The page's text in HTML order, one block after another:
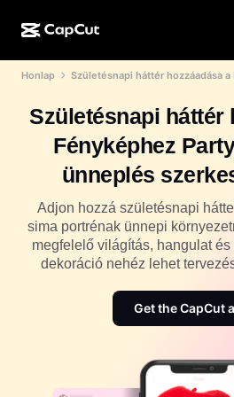
CapCut Online
CapCut Pad
CapCut Mobile
Dreamina AI
MI-alkotás
MI-dizájn
Videóstúdió
MI-videógenerátor
MI-képgenerátor
MI-képminőség-javító
Dreamina Seedance 2.5
Gemini Omni
Funkciók
MI-eszközök
Videószerkesztő és -generátor
Képszerkesztő és -generátor
Beszédhang-generátor és -
Közösségi média
Ünnepi sablonok
Több
Naptársablonok
Évfordulós sablonok
Névjegy
Közösség
Kezdeményezések
Partnerek
Úttörőprogram
Kreatív partnerprogram
Honlap Születésnapi háttér hozzáadása
Születésnapi háttér
Fényképhez
ünneplés
Adjon hozzá születésnapi
sima portrénak ünnepi
megfelelő világítás, hangulat
dekoráció nehéz lehet
Get the CapCut